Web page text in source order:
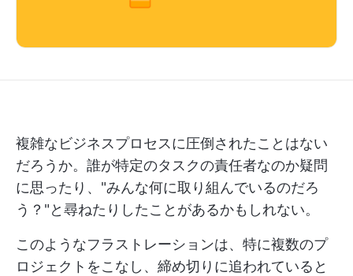
複雑なビジネスプロセスに圧倒されたことはない
だろうか。誰が特定のタスクの責任者なのか疑問
に思ったり、"みんな何に取り組んでいるのだろ
う？"と尋ねたりしたことがあるかもしれない。
このようなフラストレーションは、特に複数のプ
ロジェクトをこなし、締め切りに追われていると